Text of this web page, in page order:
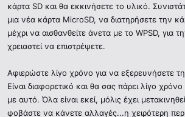
κάρτα SD και θα εκκινήσετε το υλικό.
μια νέα κάρτα MicroSD, να διατηρήσετε την
μέχρι να αισθανθείτε άνετα με το WPSD, για
χρειαστεί να επιστρέψετε.
Αφιερώστε λίγο χρόνο για να εξερευνήσετε
Είναι διαφορετικό και θα σας πάρει λίγο χρόνο
με αυτό. Όλα είναι εκεί, μόλις έχει
φοβάστε να κάνετε αλλαγές...η χειρότερη